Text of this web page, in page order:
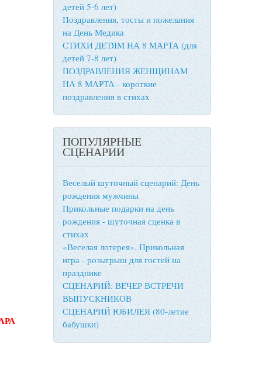
детей 5-6 лет)
Поздравления, тосты и пожелания
на День Медика
СТИХИ ДЕТЯМ НА 8 МАРТА (для
детей 7-8 лет)
ПОЗДРАВЛЕНИЯ ЖЕНЩИНАМ
НА 8 МАРТА - короткие
поздравления в стихах
ПОПУЛЯРНЫЕ
СЦЕНАРИИ
Веселый шуточный сценарий: День
рождения мужчины
Прикольные подарки на день
рождения - шуточная сценка в
стихах
«Веселая лотерея». Прикольная
игра - розыгрыш для гостей на
празднике
СЦЕНАРИЙ: ВЕЧЕР ВСТРЕЧИ
ВЫПУСКНИКОВ
СЦЕНАРИЙ ЮБИЛЕЯ (80-летие
бабушки)